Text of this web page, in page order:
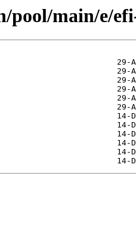
pool/main/e/